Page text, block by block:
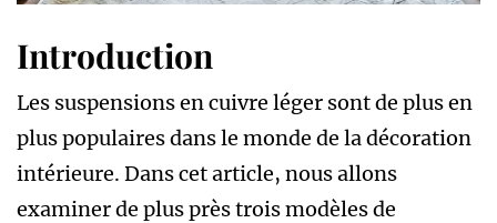
Introduction
Les suspensions en cuivre léger sont de plus en
plus populaires dans le monde de la décoration
intérieure. Dans cet article, nous allons
examiner de plus près trois modèles de